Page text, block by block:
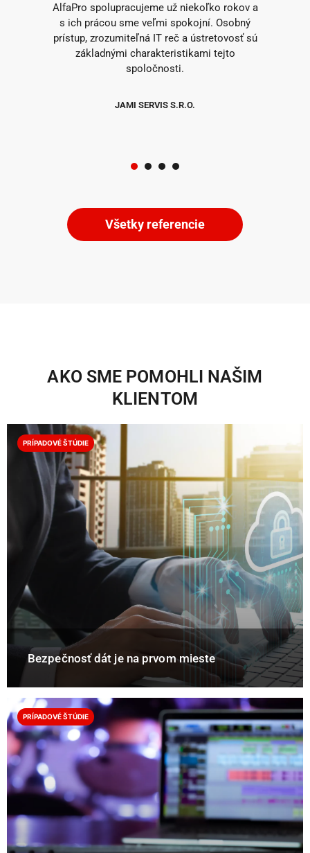
AlfaPro spolupracujeme už niekoľko rokov a
s ich prácou sme veľmi spokojní. Osobný
prístup, zrozumiteľná IT reč a ústretovosť sú
základnými charakteristikami tejto
spoločnosti.
JAMI SERVIS S.R.O.
Všetky referencie
AKO SME POMOHLI NAŠIM
KLIENTOM
Bezpečnosť dát je na prvom mieste
PRÍPADOVÉ ŠTÚDIE
PRÍPADOVÉ ŠTÚDIE